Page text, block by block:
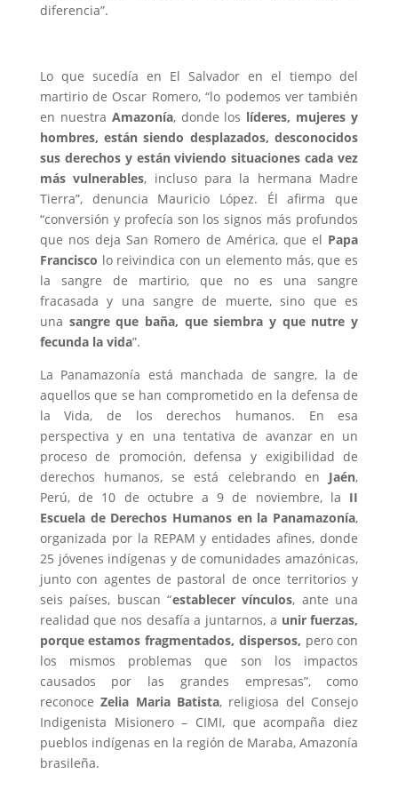
diferencia”.
Lo que sucedía en El Salvador en el tiempo del
martirio de Oscar Romero, “lo podemos ver también
en nuestra Amazonía, donde los líderes, mujeres y
hombres, están siendo desplazados, desconocidos
sus derechos y están viviendo situaciones cada vez
más vulnerables, incluso para la hermana Madre
Tierra”, denuncia Mauricio López. Él afirma que
“conversión y profecía son los signos más profundos
que nos deja San Romero de América, que el Papa
Francisco lo reivindica con un elemento más, que es
la sangre de martirio, que no es una sangre
fracasada y una sangre de muerte, sino que es
una sangre que baña, que siembra y que nutre y
fecunda la vida”.
La Panamazonía está manchada de sangre, la de
aquellos que se han comprometido en la defensa de
la Vida, de los derechos humanos. En esa
perspectiva y en una tentativa de avanzar en un
proceso de promoción, defensa y exigibilidad de
derechos humanos, se está celebrando en Jaén,
Perú, de 10 de octubre a 9 de noviembre, la II
Escuela de Derechos Humanos en la Panamazonía,
organizada por la REPAM y entidades afines, donde
25 jóvenes indígenas y de comunidades amazónicas,
junto con agentes de pastoral de once territorios y
seis países, buscan “establecer vínculos, ante una
realidad que nos desafía a juntarnos, a unir fuerzas,
porque estamos fragmentados, dispersos, pero con
los mismos problemas que son los impactos
causados por las grandes empresas”, como
reconoceZelia Maria Batista, religiosa del Consejo
Indigenista Misionero – CIMI, que acompaña diez
pueblos indígenas en la región de Maraba, Amazonía
brasileña.